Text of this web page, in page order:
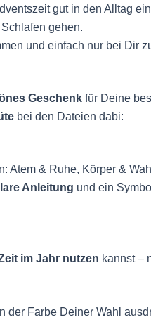
gut in den Alltag
gehen.
und einfach nur bei Dir
Geschenk für Deine
bei den Dateien dabi:
& Ruhe, Körper &
Anleitung und ein
im Jahr nutzen kannst –
Farbe Deiner Wahl